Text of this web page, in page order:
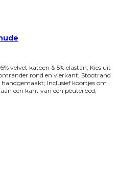
velvet katoen & 5% elastan; Kies uit
rond en vierkant; Stootrand
Inclusief koortjes om
een kant van een peuterbed;